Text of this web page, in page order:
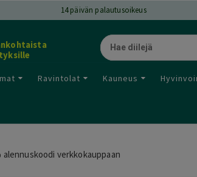
14päivän palautusoikeus
Ravintolat Kauneus
alennuskoodi verkkokauppaan